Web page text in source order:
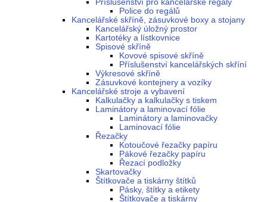
Příslušenství pro kancelářské regály
Police do regálů
Kancelářské skříně, zásuvkové boxy a stojany
Kancelářský úložný prostor
Kartotéky a lístkovnice
Spisové skříně
Kovové spisové skříně
Příslušenství kancelářských skříní
Výkresové skříně
Zásuvkové kontejnery a vozíky
Kancelářské stroje a vybavení
Kalkulačky a kalkulačky s tiskem
Laminátory a laminovací fólie
Laminátory a laminovačky
Laminovací fólie
Řezačky
Kotoučové řezačky papíru
Pákové řezačky papíru
Řezací podložky
Skartovačky
Štítkovače a tiskárny štítků
Pásky, štítky a etikety
Štítkovače a tiskárny